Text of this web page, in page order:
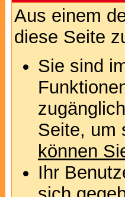
Aus einem
diese Seite
Sie sind
Seite, um
können
Ihr